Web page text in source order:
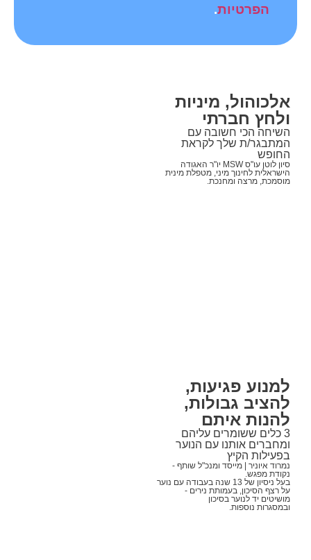
הפרטיות.
אלכוהול, מיניות
ולחץ חברתי
השיחה הכי חשובה עם
המתבגר/ת שלך לקראת
החופש
סיון לוטן עו"ס MSW יו"ר האגודה
הישראלית לחינוך מיני, מטפלת מינית
מוסמכת, מרצה ומחנכת.
למנוע פגיעות,
להציב גבולות,
להנות איתם
3 כלים ששומרים עליהם
ומחברים אותנו עם הנוער
בפעילות הקיץ
נמרוד איוניר | מייסד ומנכ"ל שותף -
נקודת מפגש.
בעל ניסיון של 13 שנה בעבודה עם נוער
על רצף הסיכון, בעמותת נירים -
מושיטים יד לנוער בסיכון
ובמסגרות נוספות.